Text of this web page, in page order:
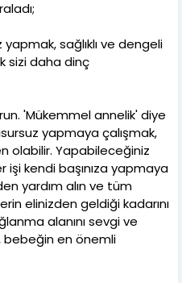
sağlıklı ve dengeli
sizi daha dinç
'Mükemmel annelik' diye
yapmaya çalışmak,
olabilir. Yapabileceğiniz
işi kendi başınıza yapmaya
yardım alın ve tüm
elinizden geldiği kadarını
alanını sevgi ve
en önemli